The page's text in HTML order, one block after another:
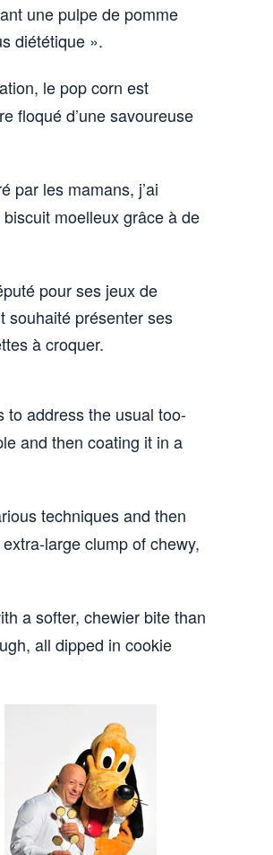
une pulpe de pomme
diététique ».
le pop corn est
floqué d’une savoureuse
par les mamans, j’ai
moelleux grâce à de
pour ses jeux de
souhaité présenter ses
à croquer.
to address the usual too-
and then coating it in a
techniques and then
large clump of chewy,
a softer, chewier bite than
all dipped in cookie